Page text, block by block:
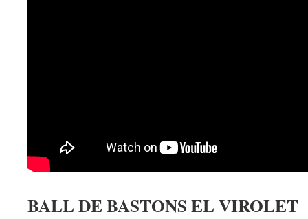
BALL DE BASTONS EL VIROLET